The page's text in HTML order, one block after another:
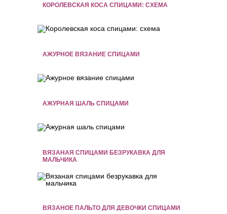
КОРОЛЕВСКАЯ КОСА СПИЦАМИ: СХЕМА
АЖУРНОЕ ВЯЗАНИЕ СПИЦАМИ
АЖУРНАЯ ШАЛЬ СПИЦАМИ
ВЯЗАНАЯ СПИЦАМИ БЕЗРУКАВКА ДЛЯ
МАЛЬЧИКА
ВЯЗАНОЕ ПАЛЬТО ДЛЯ ДЕВОЧКИ СПИЦАМИ